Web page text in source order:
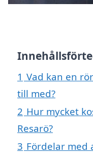
1 Vad kan en
till med?
2 Hur mycket
Resarö?
3 Fördelar med